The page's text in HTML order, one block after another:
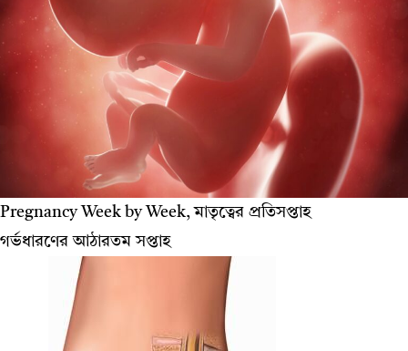
Pregnancy Week by Week, মাতৃত্বের প্রতিসপ্তাহ
গর্ভধারণের আঠারতম সপ্তাহ